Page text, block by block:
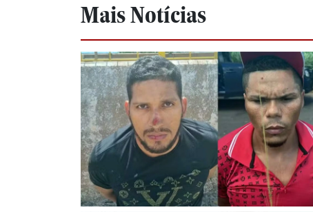
Mais Notícias